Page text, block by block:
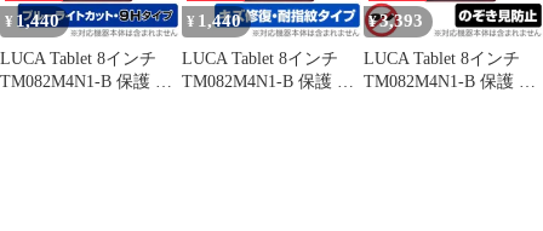
¥ 1,440
LUCA Tablet 8インチ
TM082M4N1-B 保護 フ
¥ 1,440
LUCA Tablet 8インチ
TM082M4N1-B 保護 フ
¥3,393
LUCA Tablet 8インチ
TM082M4N1-B 保護 フ